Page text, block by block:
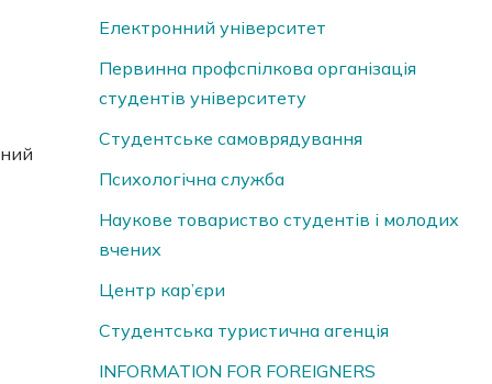
Електронний університет
Первинна профспілкова організація
студентів університету
Студентське самоврядування
Психологічна служба
Наукове товариство студентів і молодих
вчених
Центр кар’єри
Студентська туристична агенція
INFORMATION FOR FOREIGNERS